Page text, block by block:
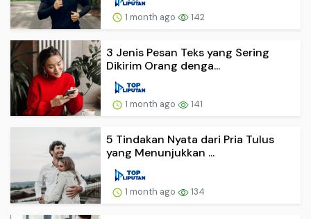
1 month ago 142
3 Jenis Pesan Teks yang Sering
Dikirim Orang denga...
1 month ago 141
5 Tindakan Nyata dari Pria Tulus
yang Menunjukkan ...
1 month ago 134